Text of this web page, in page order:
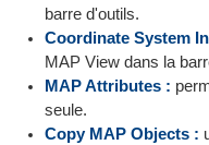
barre d'outils.
Coordinate System
MAP View dans la
MAP Attributes :
seule.
Copy MAP Objects :